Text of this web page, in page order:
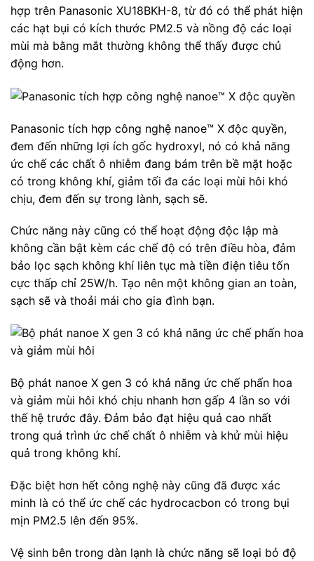
hợp trên Panasonic XU18BKH-8, từ đó có thể phát hiện
các hạt bụi có kích thước PM2.5 và nồng độ các loại
mùi mà bằng mắt thường không thể thấy được chủ
động hơn.
Panasonic tích hợp công nghệ nanoe™ X độc quyền,
đem đến những lợi ích gốc hydroxyl, nó có khả năng
ức chế các chất ô nhiễm đang bám trên bề mặt hoặc
có trong không khí, giảm tối đa các loại mùi hôi khó
chịu, đem đến sự trong lành, sạch sẽ.
Chức năng này cũng có thể hoạt động độc lập mà
không cần bật kèm các chế độ có trên điều hòa, đảm
bảo lọc sạch không khí liên tục mà tiền điện tiêu tốn
cực thấp chỉ 25W/h. Tạo nên một không gian an toàn,
sạch sẽ và thoải mái cho gia đình bạn.
Bộ phát nanoe X gen 3 có khả năng ức chế phấn hoa
và giảm mùi hôi khó chịu nhanh hơn gấp 4 lần so với
thế hệ trước đây. Đảm bảo đạt hiệu quả cao nhất
trong quá trình ức chế chất ô nhiễm và khử mùi hiệu
quả trong không khí.
Đặc biệt hơn hết công nghệ này cũng đã được xác
minh là có thể ức chế các hydrocacbon có trong bụi
mịn PM2.5 lên đến 95%.
Vệ sinh bên trong dàn lạnh là chức năng sẽ loại bỏ độ